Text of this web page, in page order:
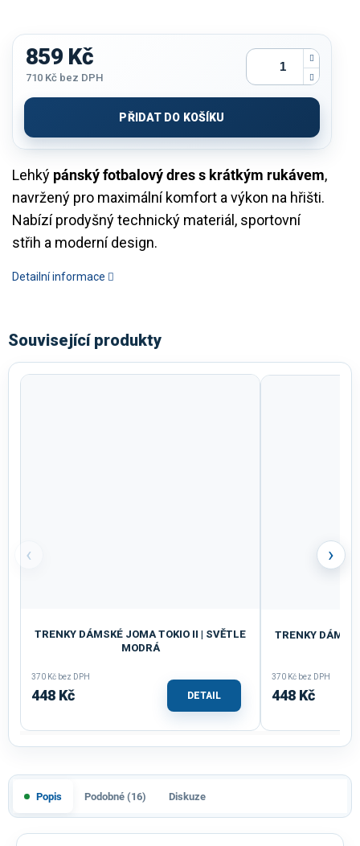
Lehký pánský fotbalový dres s krátkým rukávem,
navržený pro maximální komfort a výkon na hřišti.
Nabízí prodyšný technický materiál, sportovní
střih a moderní design.
Detailní informace
859 Kč
710 Kč bez DPH
cena:
PŘIDAT DO KOŠÍKU
Související produkty
‹
TRENKY DÁMSKÉ JOMA TOKIO II | SVĚTLE
MODRÁ
370 Kč bez DPH
448 Kč DETAIL
TRENKY
370 Kč bez DPH
448 Kč
›
Popis Podobné (16) Diskuze